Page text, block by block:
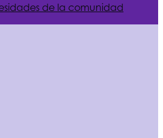
de la comunidad